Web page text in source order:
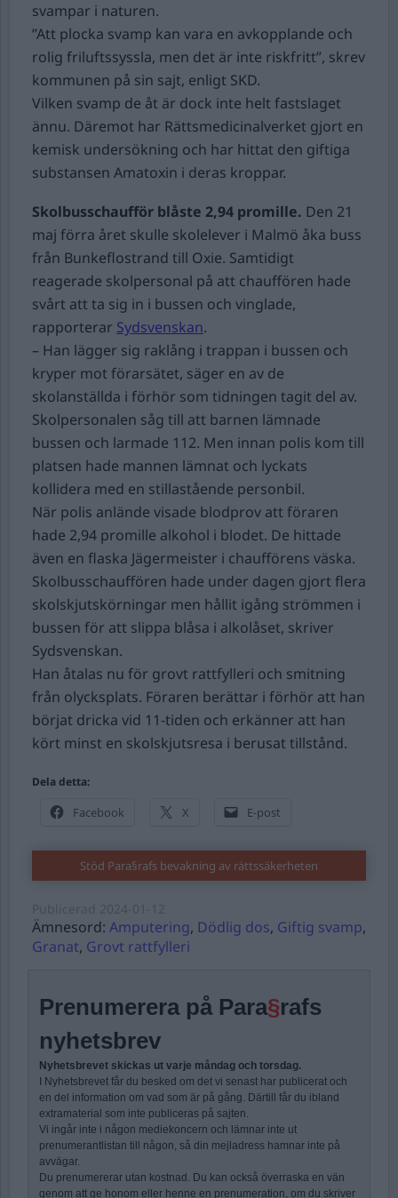
svampar i naturen.
”Att plocka svamp kan vara en avkopplande och
rolig friluftssyssla, men det är inte riskfritt”, skrev
kommunen på sin sajt, enligt SKD.
Vilken svamp de åt är dock inte helt fastslaget
ännu. Däremot har Rättsmedicinalverket gjort en
kemisk undersökning och har hittat den giftiga
substansen Amatoxin i deras kroppar.
Skolbusschaufför blåste 2,94 promille. Den 21
maj förra året skulle skolelever i Malmö åka buss
från Bunkeflostrand till Oxie. Samtidigt
reagerade skolpersonal på att chauffören hade
svårt att ta sig in i bussen och vinglade,
rapporterar Sydsvenskan.
– Han lägger sig raklång i trappan i bussen och
kryper mot förarsätet, säger en av de
skolanställda i förhör som tidningen tagit del av.
Skolpersonalen såg till att barnen lämnade
bussen och larmade 112. Men innan polis kom till
platsen hade mannen lämnat och lyckats
kollidera med en stillastående personbil.
När polis anlände visade blodprov att föraren
hade 2,94 promille alkohol i blodet. De hittade
även en flaska Jägermeister i chaufförens väska.
Skolbusschauffören hade under dagen gjort flera
skolskjutskörningar men hållit igång strömmen i
bussen för att slippa blåsa i alkolåset, skriver
Sydsvenskan.
Han åtalas nu för grovt rattfylleri och smitning
från olycksplats. Föraren berättar i förhör att han
börjat dricka vid 11-tiden och erkänner att han
kört minst en skolskjutsresa i berusat tillstånd.
Dela detta:
Facebook X E-post
Stöd Para§rafs bevakning av rättssäkerheten
Ämnesord: Amputering, Dödlig dos, Giftig svamp,
Granat, Grovt rattfylleri
Prenumerera på Para§rafs
nyhetsbrev
Nyhetsbrevet skickas ut varje måndag och torsdag.
I Nyhetsbrevet får du besked om det vi senast har publicerat och
en del information om vad som är på gång. Därtill får du ibland
extramaterial som inte publiceras på sajten.
Vi ingår inte i någon mediekoncern och lämnar inte ut
prenumerantlistan till någon, så din mejladress hamnar inte på
avvägar.
Du prenumererar utan kostnad. Du kan också överraska en vän
genom att ge honom eller henne en prenumeration, om du skriver